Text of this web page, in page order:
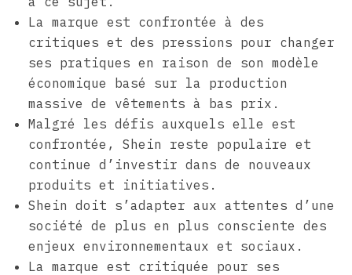
La marque est confrontée à des
critiques et des pressions pour changer
ses pratiques en raison de son modèle
économique basé sur la production
massive de vêtements à bas prix.
Malgré les défis auxquels elle est
confrontée, Shein reste populaire et
continue d’investir dans de nouveaux
produits et initiatives.
Shein doit s’adapter aux attentes d’une
société de plus en plus consciente des
enjeux environnementaux et sociaux.
La marque est critiquée pour ses